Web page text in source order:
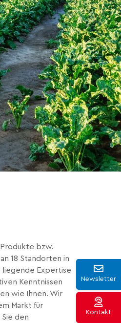
Newsletter
Kontakt
bzw.
18 Standorten in
liegende Expertise
Kenntnissen
wie Ihnen. Wir
Markt für
den